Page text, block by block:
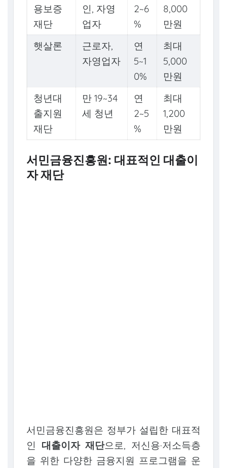
용보증
재단
인, 자영
업자
2~6
%
8,000
만원
햇살론
근로자,
자영업자
연
5~1
0%
최대
5,000
만원
청년대
출지원
재단
만 19~34
세 청년
연
2~5
%
최대
1,200
만원
서민금융진흥원: 대표적인 대출이
자 재단
서민금융진흥원은 정부가 설립한 대표적
인 대출이자 재단으로, 저신용·저소득층
을 위한 다양한 금융지원 프로그램을 운